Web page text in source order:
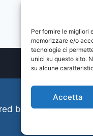
Per fornire le migliori
memorizzare e/o
tecnologie ci
unici su questo sito.
su alcune
Accetta
by CIAM